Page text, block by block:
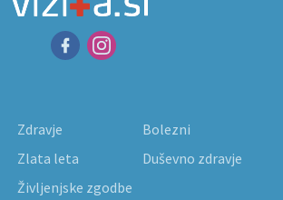
Zdravje
Bolezni
Zlata leta
Duševno zdravje
Življenjske zgodbe